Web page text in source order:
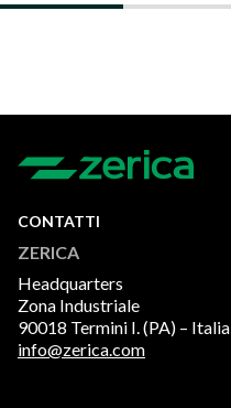
CONTATTI
ZERICA
Headquarters
Zona Industriale
90018 Termini I. (PA) – Italia
info@zerica.com